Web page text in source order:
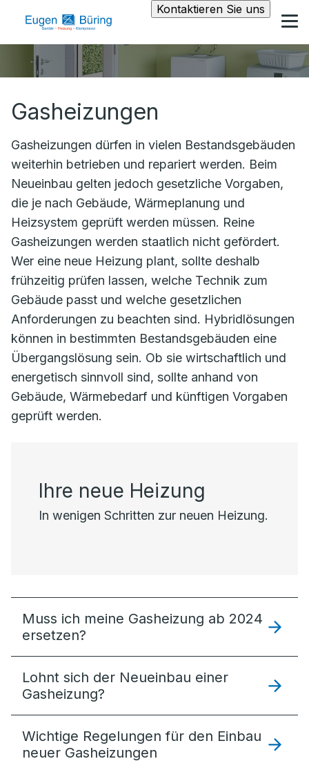
Kontaktieren Sie uns
Gasheizungen
Gasheizungen dürfen in vielen Bestandsgebäuden
weiterhin betrieben und repariert werden. Beim
Neueinbau gelten jedoch gesetzliche Vorgaben,
die je nach Gebäude, Wärmeplanung und
Heizsystem geprüft werden müssen. Reine
Gasheizungen werden staatlich nicht gefördert.
Wer eine neue Heizung plant, sollte deshalb
frühzeitig prüfen lassen, welche Technik zum
Gebäude passt und welche gesetzlichen
Anforderungen zu beachten sind. Hybridlösungen
können in bestimmten Bestandsgebäuden eine
Übergangslösung sein. Ob sie wirtschaftlich und
energetisch sinnvoll sind, sollte anhand von
Gebäude, Wärmebedarf und künftigen Vorgaben
geprüft werden.
Ihre neue Heizung
In wenigen Schritten zur neuen Heizung.
Muss ich meine Gasheizung ab 2024
ersetzen?
Lohnt sich der Neueinbau einer
Gasheizung?
Wichtige Regelungen für den Einbau
neuer Gasheizungen